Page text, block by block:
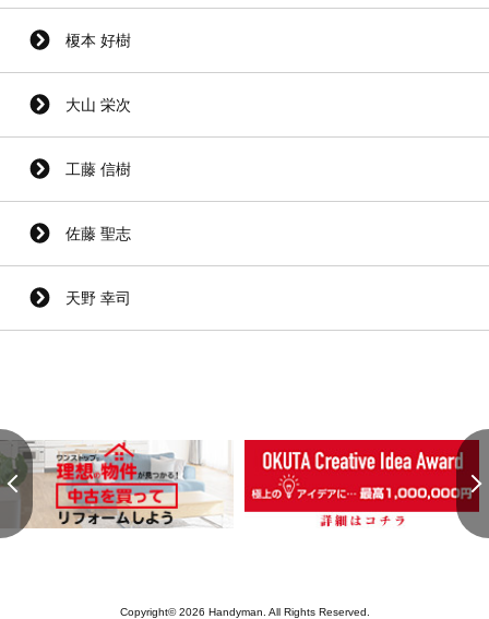
榎本 好樹
大山 栄次
工藤 信樹
佐藤 聖志
天野 幸司
Copyright© 2026 Handyman. All Rights Reserved.